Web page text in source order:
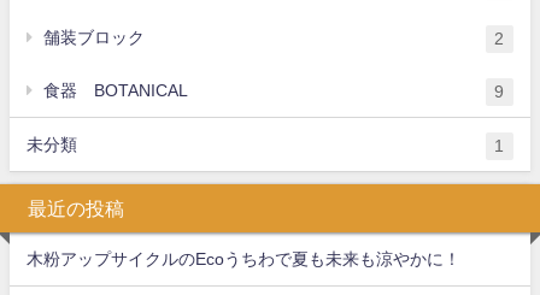
舗装ブロック 2
食器 BOTANICAL 9
未分類 1
最近の投稿
木粉アップサイクルのEcoうちわで夏も未来も涼やかに！